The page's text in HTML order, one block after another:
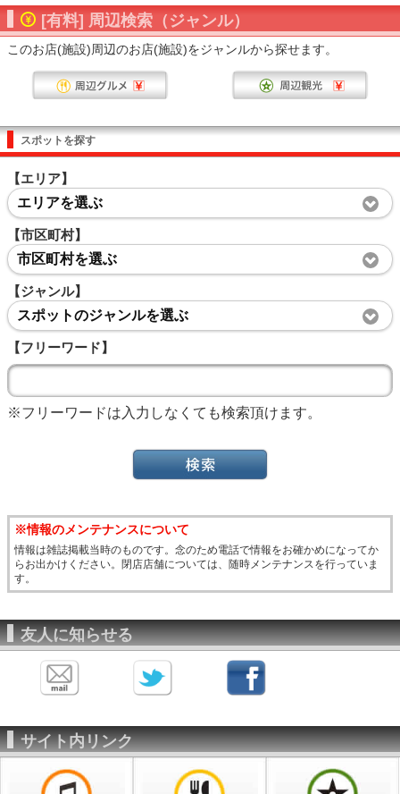
[有料] 周辺検索（ジャンル）
このお店(施設)周辺のお店(施設)をジャンルから探せます。
スポットを探す
【エリア】
エリアを選ぶ
【市区町村】
市区町村を選ぶ
【ジャンル】
スポットのジャンルを選ぶ
【フリーワード】
※フリーワードは入力しなくても検索頂けます。
※情報のメンテナンスについて
情報は雑誌掲載当時のものです。念のため電話で情報をお確かめになってか
らお出かけください。閉店店舗については、随時メンテナンスを行っていま
す。
友人に知らせる
サイト内リンク